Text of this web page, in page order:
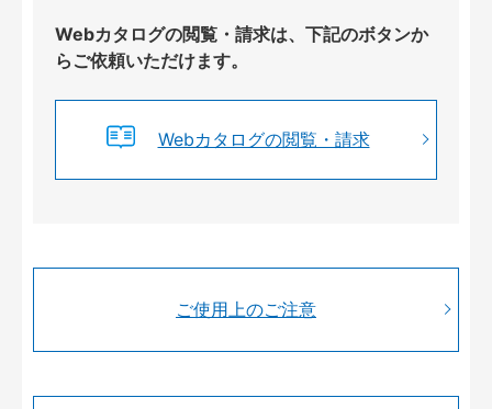
Webカタログの閲覧・請求は、下記のボタンか
らご依頼いただけます。
Webカタログの閲覧・請求
ご使用上のご注意